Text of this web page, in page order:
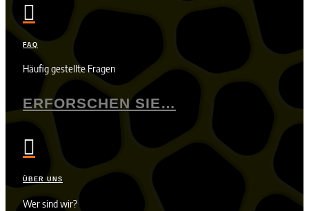

FAQ
Häufig gestellte Fragen
ERFORSCHEN SIE…

ÜBER UNS
Wer sind wir?